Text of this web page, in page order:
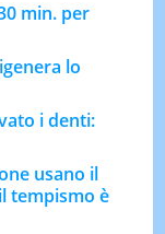
min. per
lo
i denti:
usano il
tempismo è